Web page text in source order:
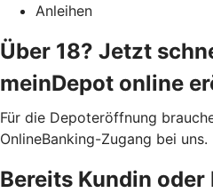
Anleihen
Über 18? Jetzt
meinDepot online
Für die Depoteröffnung
OnlineBanking-Zugang bei uns.
Bereits Kundin oder